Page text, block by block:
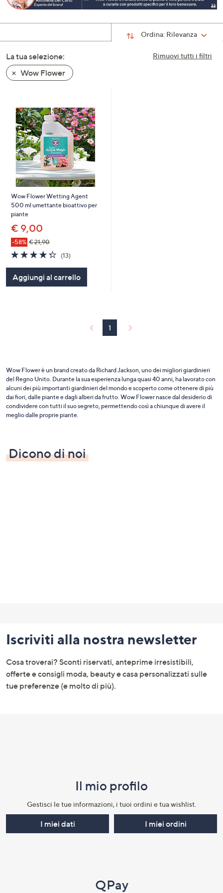
a
sinistra
destra
sui
dispositivi
consultarli.
Ordina: Rilevanza
Rimuovi tutti i filtri
La tua selezione:
Wow Flower
Wow Flower Wetting Agent
500 ml umettante bioattivo per
piante
€ 9,00
-58% € 21,90
4.3
of
Stars
(13)13
Aggiungi al carrello
1
Wow Flower è un brand creato da Richard Jackson, uno dei migliori giardinieri
del Regno Unito. Durante la sua esperienza lunga quasi 40 anni, ha lavorato con
alcuni dei più importanti giardinieri del mondo e scoperto come ottenere di più
dai fiori, dalle piante e dagli alberi da frutto. Wow Flower nasce dal desiderio di
condividere con tutti il suo segreto, permettendo così a chiunque di avere il
meglio dalle proprie piante.
Dicono di noi
menu
e
informazioni
Iscriviti alla nostra newsletter
Cosa troverai? Sconti riservati, anteprime irresistibili,
offerte e consigli moda, beauty e casa personalizzati sulle
tue preferenze (e molto di più).
Il mio profilo​
Gestisci le tue informazioni, i tuoi ordini e tua wishlist.​
I miei dati I miei ordini
QPay